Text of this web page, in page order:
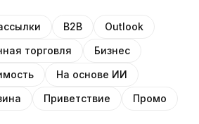
B2B
Outlook
торговля
Бизнес
На основе ИИ
Приветствие Промо